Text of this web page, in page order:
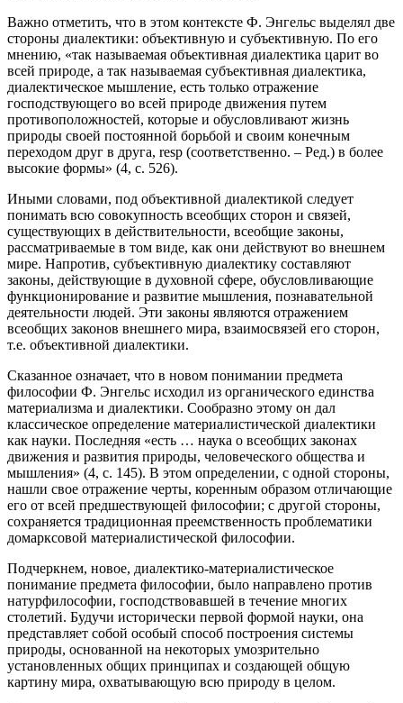
Важно отметить, что в этом контексте Ф. Энгельс выделял две
стороны диалектики: объективную и субъективную. По его
мнению, «так называемая объективная диалектика царит во
всей природе, а так называемая субъективная диалектика,
диалектическое мышление, есть только отражение
господствующего во всей природе движения путем
противоположностей, которые и обусловливают жизнь
природы своей постоянной борьбой и своим конечным
переходом друг в друга, resp (соответственно. – Ред.) в более
высокие формы» (4, с. 526).
Иными словами, под объективной диалектикой следует
понимать всю совокупность всеобщих сторон и связей,
существующих в действительности, всеобщие законы,
рассматриваемые в том виде, как они действуют во внешнем
мире. Напротив, субъективную диалектику составляют
законы, действующие в духовной сфере, обусловливающие
функционирование и развитие мышления, познавательной
деятельности людей. Эти законы являются отражением
всеобщих законов внешнего мира, взаимосвязей его сторон,
т.е. объективной диалектики.
Сказанное означает, что в новом понимании предмета
философии Ф. Энгельс исходил из органического единства
материализма и диалектики. Сообразно этому он дал
классическое определение материалистической диалектики
как науки. Последняя «есть … наука о всеобщих законах
движения и развития природы, человеческого общества и
мышления» (4, с. 145). В этом определении, с одной стороны,
нашли свое отражение черты, коренным образом отличающие
его от всей предшествующей философии; с другой стороны,
сохраняется традиционная преемственность проблематики
домарксовой материалистической философии.
Подчеркнем, новое, диалектико-материалистическое
понимание предмета философии, было направлено против
натурфилософии, господствовавшей в течение многих
столетий. Будучи исторически первой формой науки, она
представляет собой особый способ построения системы
природы, основанной на некоторых умозрительно
установленных общих принципах и создающей общую
картину мира, охватывающую всю природу в целом.